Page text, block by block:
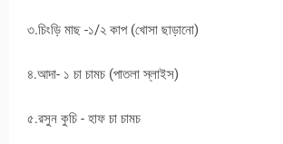
৩.চিংড়ি মাছ -১/২ কাপ (খোসা ছাড়ানো)
৪.আদা- ১ চা চামচ (পাতলা স্লাইস)
৫.রসুন কুচি - হাফ চা চামচ